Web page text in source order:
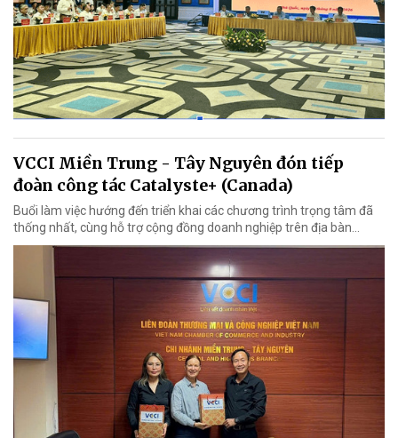
VCCI Miền Trung - Tây Nguyên đón tiếp
đoàn công tác Catalyste+ (Canada)
Buổi làm việc hướng đến triển khai các chương trình trọng tâm đã
thống nhất, cùng hỗ trợ cộng đồng doanh nghiệp trên địa bàn...